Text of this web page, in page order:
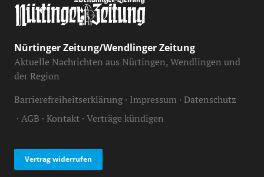
Nürtinger Zeitung/Wendlinger Zeitung
Aktuelle Nachrichten aus Nürtingen, Wendlingen und
der Region
Barrierefreiheitserklärung Impressum Datenschutz
AGB Kontakt Verträge kündigen
Vertrag widerrufen